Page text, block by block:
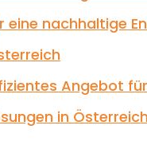
eine nachhaltige
Angebot
in Österreich